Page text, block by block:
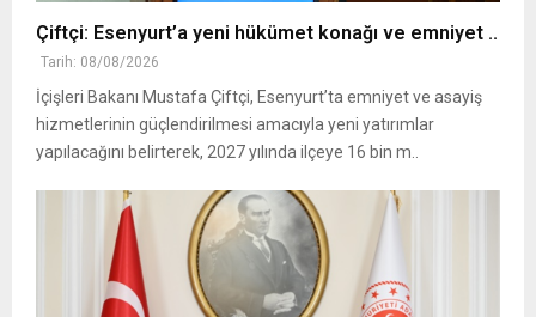
Çiftçi: Esenyurt’a yeni hükümet konağı ve emniyet ..
Tarih: 08/08/2026
İçişleri Bakanı Mustafa Çiftçi, Esenyurt’ta emniyet ve asayiş
hizmetlerinin güçlendirilmesi amacıyla yeni yatırımlar
yapılacağını belirterek, 2027 yılında ilçeye 16 bin m..